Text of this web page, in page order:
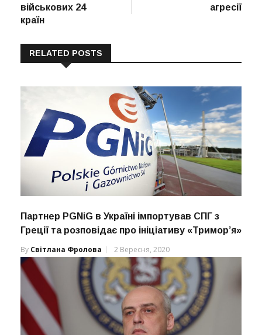
військових 24
країн
агресії
RELATED POSTS
Партнер PGNiG в Україні імпортував СПГ з
Греції та розповідає про ініціативу «Тримор’я»
By Світлана Фролова 2 Вересня, 2020